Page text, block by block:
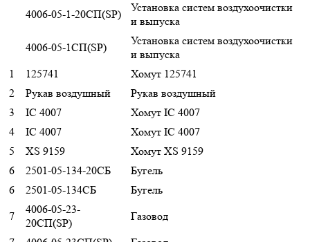
4006-05-1-20СП(SP)
Установка систем воздухоочистки
и выпуска
4006-05-1СП(SP)
Установка систем воздухоочистки
и выпуска
1
125741
Хомут 125741
2
Рукав воздушный
Рукав воздушный
3
IC 4007
Хомут IC 4007
4
IC 4007
Хомут IC 4007
5
XS 9159
Хомут XS 9159
6
2501-05-134-20СБ
Бугель
6
2501-05-134СБ
Бугель
7
4006-05-23-
20СП(SP)
Газовод